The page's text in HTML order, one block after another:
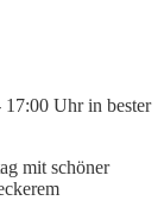
17:00 Uhr in bester
mit schöner